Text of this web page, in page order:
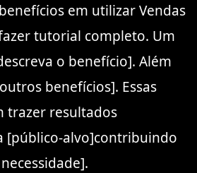
em utilizar Vendas
tutorial completo. Um
o benefício]. Além
benefícios]. Essas
trazer resultados
[público-alvo]contribuindo